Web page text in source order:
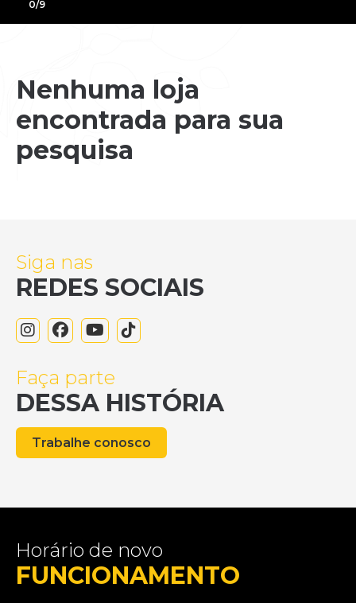
0/9
Nenhuma loja
encontrada para sua
pesquisa
Siga nas
REDES SOCIAIS
Faça parte
DESSA HISTÓRIA
Trabalhe conosco
Horário de novo
FUNCIONAMENTO